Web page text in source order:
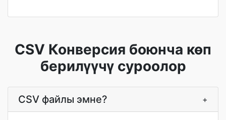
CSV Конверсия боюнча көп
берилүүчү суроолор
CSV файлы эмне? +